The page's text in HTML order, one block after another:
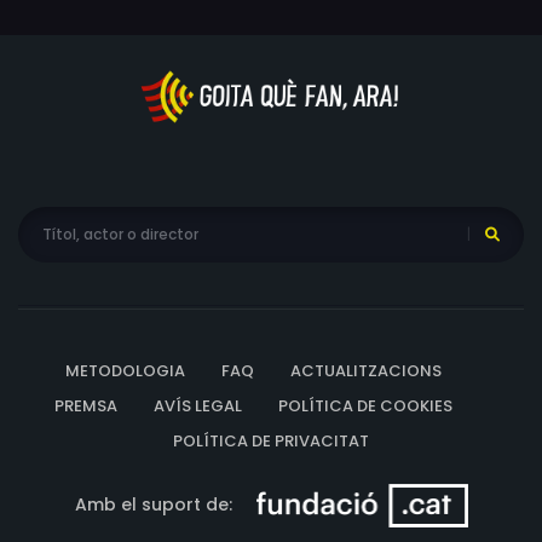
METODOLOGIA FAQ
ACTUALITZACIONS
PREMSA
AVÍS LEGAL
POLÍTICA DE COOKIES
POLÍTICA DE PRIVACITAT
Amb el suport de: